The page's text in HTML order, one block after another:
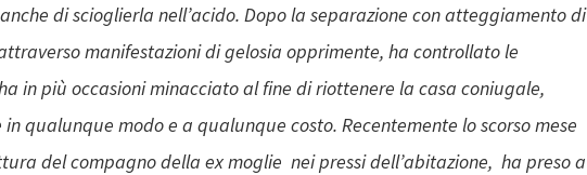
di scioglierla nell’acido. Dopo la separazione con atteggiamento di
manifestazioni di gelosia opprimente, ha controllato le
in più occasioni minacciato al fine di riottenere la casa coniugale,
qualunque modo e a qualunque costo. Recentemente lo scorso mese
del compagno della ex moglie nei pressi dell’abitazione, ha preso a